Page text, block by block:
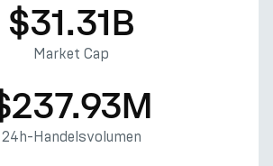
$31.31B
Market Cap
24h-Handelsvolumen